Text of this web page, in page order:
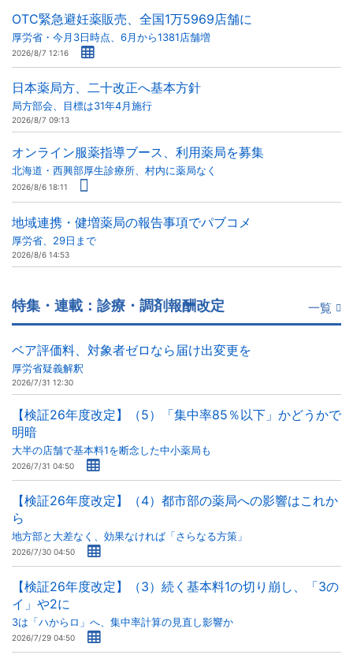
OTC緊急避妊薬販売、全国1万5969店舗に
厚労省・今月3日時点、6月から1381店舗増
2026/8/7 12:16
日本薬局方、二十改正へ基本方針
局方部会、目標は31年4月施行
2026/8/7 09:13
オンライン服薬指導ブース、利用薬局を募集
北海道・西興部厚生診療所、村内に薬局なく
2026/8/6 18:11
地域連携・健増薬局の報告事項でパブコメ
厚労省、29日まで
2026/8/6 14:53
特集・連載：診療・調剤報酬改定 一覧
ベア評価料、対象者ゼロなら届け出変更を
厚労省疑義解釈
2026/7/31 12:30
【検証26年度改定】（5）「集中率85％以下」かどうかで
明暗
大半の店舗で基本料1を断念した中小薬局も
2026/7/31 04:50
【検証26年度改定】（4）都市部の薬局への影響はこれか
ら
地方部と大差なく、効果なければ「さらなる方策」
2026/7/30 04:50
【検証26年度改定】（3）続く基本料1の切り崩し、「3の
イ」や2に
3は「ハからロ」へ、集中率計算の見直し影響か
2026/7/29 04:50